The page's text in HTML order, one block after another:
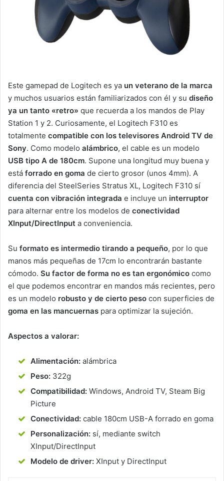
Este gamepad de Logitech es ya un veterano de la marca
y muchos usuarios están familiarizados con él y su diseño
ya un tanto «retro» que recuerda a los mandos de Play
Station 1 y 2. Curiosamente, el Logitech F310 es
totalmente compatible con los televisores Android TV de
Sony. Como modelo alámbrico, el cable es un modelo
USB tipo A de 180cm. Supone una longitud muy buena y
está forrado en goma de cierto grosor (unos 4mm). A
diferencia del SteelSeries Stratus XL, Logitech F310 sí
cuenta con vibración integrada e incluye un interruptor
para alternar entre los modelos de conectividad
XInput/DirectInput a conveniencia.
Su formato es intermedio tirando a pequeño, por lo que
manos más pequeñas de 17cm lo encontrarán bastante
cómodo. Su factor de forma no es tan ergonómico como
el que podemos encontrar en mandos más recientes, pero
es un modelo robusto y de cierto peso con superficies de
goma en las mancuernas para optimizar la sujeción.
Aspectos a valorar:
Alimentación: alámbrica
Peso: 322g
Compatibilidad: Windows, Android TV, Steam Big
Picture
Conectividad: cable 180cm USB-A forrado en goma
Personalización: sí, mediante switch
XInput/DirectInput
Modelo de driver: XInput y DirectInput